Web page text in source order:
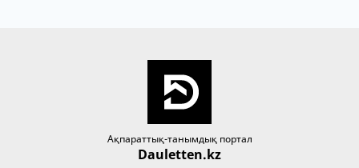
Ақпараттық-танымдық портал
Dauletten.kz